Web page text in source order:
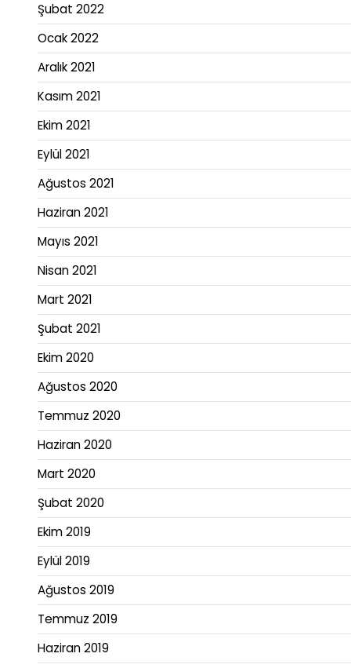
Şubat 2022
Ocak 2022
Aralık 2021
Kasım 2021
Ekim 2021
Eylül 2021
Ağustos 2021
Haziran 2021
Mayıs 2021
Nisan 2021
Mart 2021
Şubat 2021
Ekim 2020
Ağustos 2020
Temmuz 2020
Haziran 2020
Mart 2020
Şubat 2020
Ekim 2019
Eylül 2019
Ağustos 2019
Temmuz 2019
Haziran 2019